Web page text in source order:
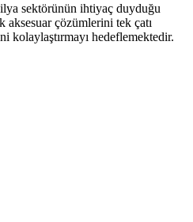
sektörünün ihtiyaç duyduğu
aksesuar çözümlerini tek çatı
kolaylaştırmayı hedeflemektedir.